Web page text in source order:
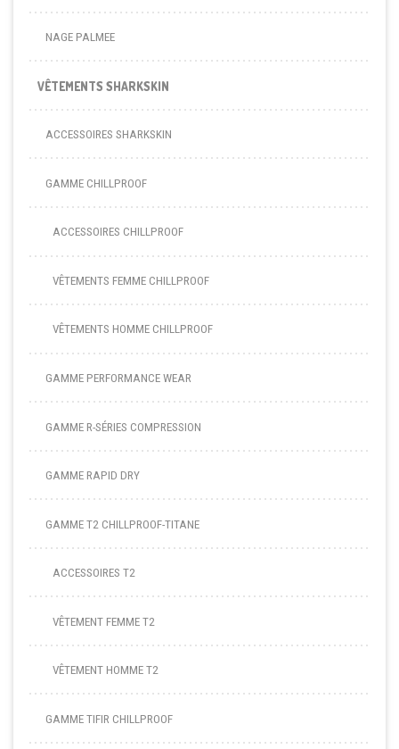
NAGE PALMEE
VÊTEMENTS SHARKSKIN
ACCESSOIRES SHARKSKIN
GAMME CHILLPROOF
ACCESSOIRES CHILLPROOF
VÊTEMENTS FEMME CHILLPROOF
VÊTEMENTS HOMME CHILLPROOF
GAMME PERFORMANCE WEAR
GAMME R-SÉRIES COMPRESSION
GAMME RAPID DRY
GAMME T2 CHILLPROOF-TITANE
ACCESSOIRES T2
VÊTEMENT FEMME T2
VÊTEMENT HOMME T2
GAMME TIFIR CHILLPROOF